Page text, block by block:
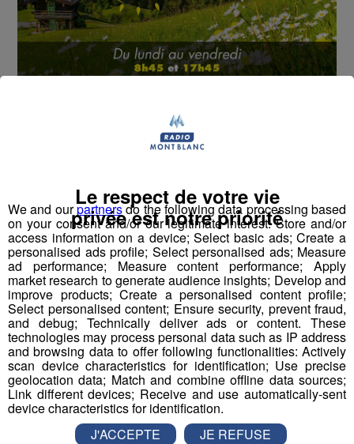
Radio Mont Blanc !
Déstination été ! Une question...une destination !
Nous vous poserons une question, a vous de faire le
bon choix entre les 3 réponses pour repartir avec vos
entrées pour un maximum d'activités dans la région !
Inscription par téléphone toute la journée pour
participer aux 2 tirages au sort par jour à 8h45 et 17h45.
Appelez le standard au 04 50 58 24 09
Pour cette semaine on vous offre vos entrées pour vous
et la personne de votre choix pourWALIBI RHONE
We and ourpartnersdo the following data processing based
on your consent and/or our legitimate interest: Store and/or
access information on a device; Select basic ads; Create a
personalised ads profile; Select personalised ads; Measure
ad performance; Measure content performance; Apply
market research to generate audience insights; Develop and
improve products; Create a personalised content profile;
Select personalised content; Ensure security, prevent fraud,
and debug; Technically deliver ads or content. These
technologies may process personal data such as IP address
and browsing data to offer following functionalities: Actively
scan device characteristics for identification; Use precise
geolocation data; Match and combine offline data sources;
Link different devices; Receive and use automatically-sent
device characteristics for identification.
Le respect de votre vie
privée est notre priorité
J'ACCEPTE
JE REFUSE